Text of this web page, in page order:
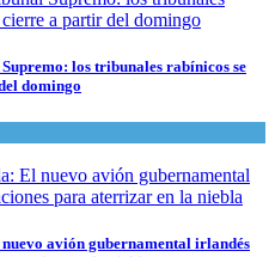
los tribunales rabínicos se
domingo
avión gubernamental irlandés